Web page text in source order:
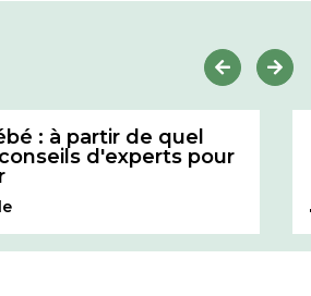
: à partir de quel
d'experts pour